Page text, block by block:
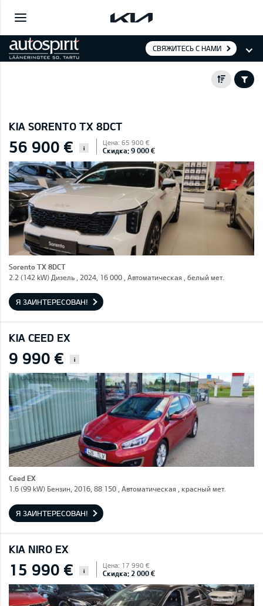
СВЯЖИТЕСЬ С НАМИ
KIA SORENTO TX 8DCT
56 900 € i
Цена: 65 900 €
Скидка: 9 000 €
Sorento TX 8DCT
2.2 (142 kW) Дизель , 2024, 16 000 , Автоматическая , белый мет.
Я ЗАИНТЕРЕСОВАН!
KIA CEED EX
9 990 € i
Ceed EX
1.6 (99 kW) Бензин, 2016, 88 150 , Автоматическая , красный мет.
Я ЗАИНТЕРЕСОВАН!
KIA NIRO EX
15 990 € i
Цена: 17 990 €
Скидка: 2 000 €